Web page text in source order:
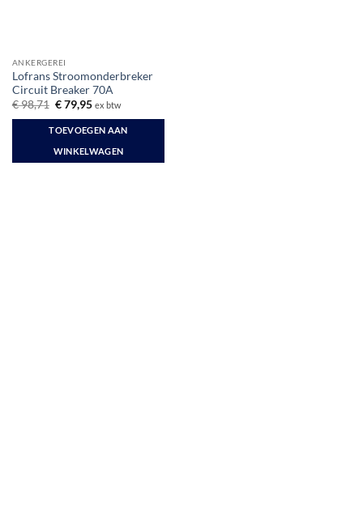
ANKERGEREI
Lofrans Stroomonderbreker
Circuit Breaker 70A
€98,71 Oorspronkelijke
was:
€ 98,71.
€79,95Huidige
is:
€ 79,95.
ex btw
TOEVOEGEN AAN
WINKELWAGEN